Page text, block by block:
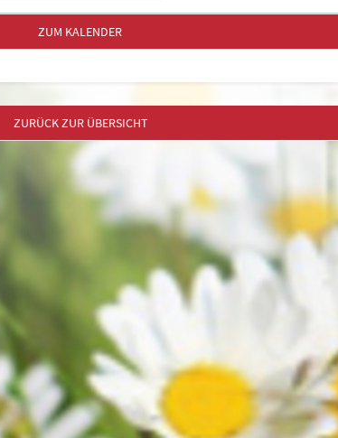
ZUM KALENDER
ZURÜCK ZUR ÜBERSICHT